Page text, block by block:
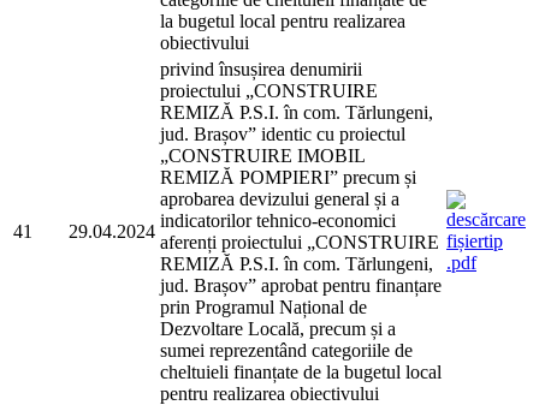
la bugetul local pentru realizarea
obiectivului
41 29.04.2024
privind însușirea denumirii
proiectului „CONSTRUIRE
REMIZĂ P.S.I. în com. Tărlungeni,
jud. Brașov” identic cu proiectul
„CONSTRUIRE IMOBIL
REMIZĂ POMPIERI” precum și
aprobarea devizului general și a
indicatorilor tehnico-economici
aferenți proiectului „CONSTRUIRE
REMIZĂ P.S.I. în com. Tărlungeni,
jud. Brașov” aprobat pentru finanțare
prin Programul Național de
Dezvoltare Locală, precum și a
sumei reprezentând categoriile de
cheltuieli finanțate de la bugetul local
pentru realizarea obiectivului